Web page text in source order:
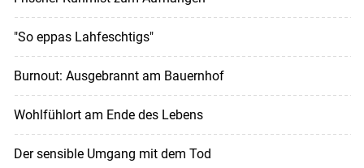
"So eppas Lahfeschtigs"
Burnout: Ausgebrannt am Bauernhof
Wohlfühlort am Ende des Lebens
Der sensible Umgang mit dem Tod